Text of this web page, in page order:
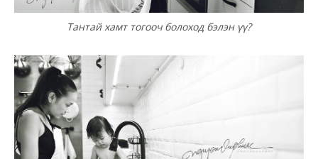
Тантай хамт тогооч болоход бэлэн үү?